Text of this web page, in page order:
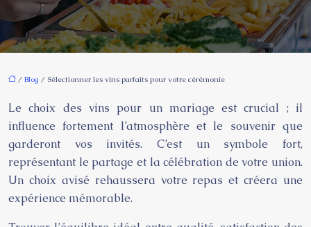
/ Blog / Sélectionner les vins parfaits pour votre cérémonie
Le choix des vins pour un mariage est crucial ; il
influence fortement l’atmosphère et le souvenir que
garderont vos invités. C’est un symbole fort,
représentant le partage et la célébration de votre union.
Un choix avisé rehaussera votre repas et créera une
expérience mémorable.